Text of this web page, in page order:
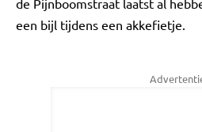
de Pijnboomstraat laatst al
een bijl tijdens een akkefietje.